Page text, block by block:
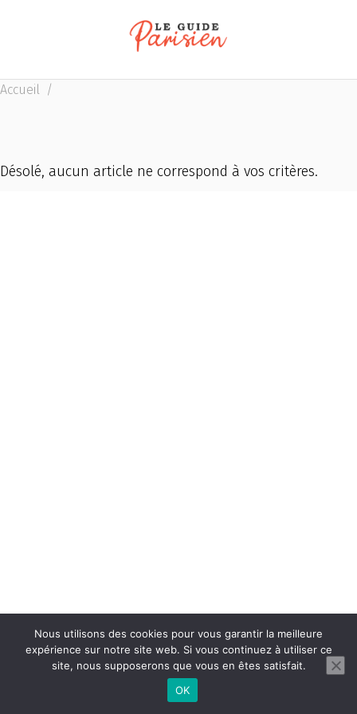
Accueil /
Désolé, aucun article ne correspond à vos critères.
Nous utilisons des cookies pour vous garantir la meilleure
expérience sur notre site web. Si vous continuez à utiliser ce
site, nous supposerons que vous en êtes satisfait.
OK